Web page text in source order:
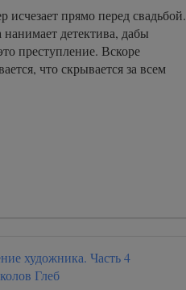
исчезает прямо перед свадьбой.
нанимает детектива, дабы
преступление. Вскоре
что скрывается за всем
художника. Часть 4
Глеб